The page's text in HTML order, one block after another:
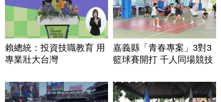
賴總統：投資技職教育 用
專業壯大台灣
嘉義縣「青春專案」3對3
籃球賽開打 千人同場競技